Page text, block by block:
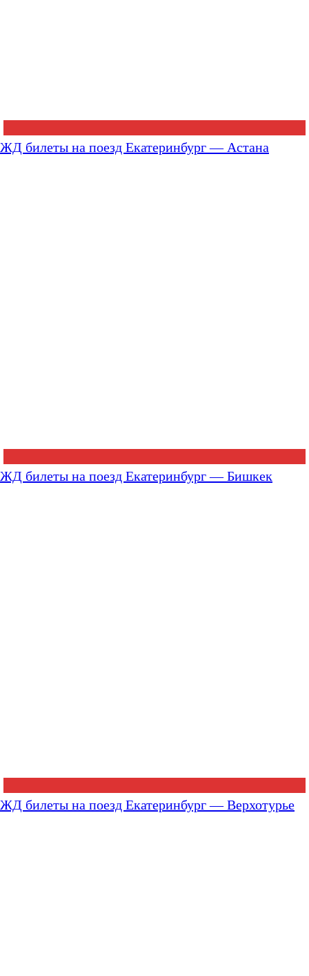
ЖД билеты на поезд Екатеринбург — Астана
ЖД билеты на поезд Екатеринбург — Бишкек
ЖД билеты на поезд Екатеринбург — Верхотурье